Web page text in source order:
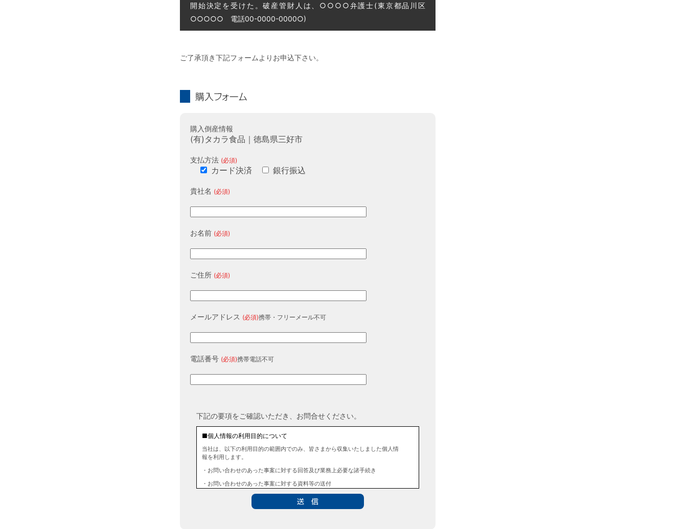
開始決定を受けた。破産管財人は、○○○○弁護士(東京都品川区
○○○○○ 電話00-0000-0000○)
ご了承頂き下記フォームよりお申込下さい。
購入倒産情報
(有)タカラ食品｜徳島県三好市
支払方法 (必須)
カード決済 銀行振込
貴社名 (必須)
お名前 (必須)
ご住所 (必須)
メールアドレス (必須)携帯・フリーメール不可
電話番号 (必須)携帯電話不可
下記の要項をご確認いただき、お問合せください。
■個人情報の利用目的について
当社は、以下の利用目的の範囲内でのみ、皆さまから収集いたしました個人情
報を利用します。
・お問い合わせのあった事案に対する回答及び業務上必要な諸手続き
・お問い合わせのあった事案に対する資料等の送付